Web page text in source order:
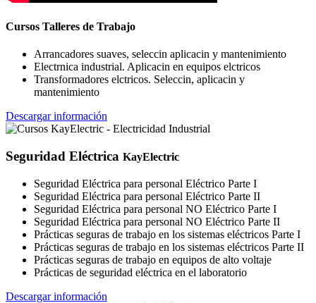
Cursos Talleres de Trabajo
Arrancadores suaves, seleccin aplicacin y mantenimiento
Electrnica industrial. Aplicacin en equipos elctricos
Transformadores elctricos. Seleccin, aplicacin y
mantenimiento
Descargar información
Seguridad Eléctrica KayElectric
Seguridad Eléctrica para personal Eléctrico Parte I
Seguridad Eléctrica para personal Eléctrico Parte II
Seguridad Eléctrica para personal NO Eléctrico Parte I
Seguridad Eléctrica para personal NO Eléctrico Parte II
Prácticas seguras de trabajo en los sistemas eléctricos Parte I
Prácticas seguras de trabajo en los sistemas eléctricos Parte II
Prácticas seguras de trabajo en equipos de alto voltaje
Prácticas de seguridad eléctrica en el laboratorio
Descargar información